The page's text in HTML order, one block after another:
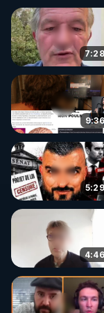
🌱 INSTAGRAM
https://
http://rgnr.li/
🌱 LA
Pour ne pas
http://rgnr.li/
🌱 VIDÉOS
Toutes les
http://rgnr.li/
🌱 LES
7:28
9:36
5:29
4:46